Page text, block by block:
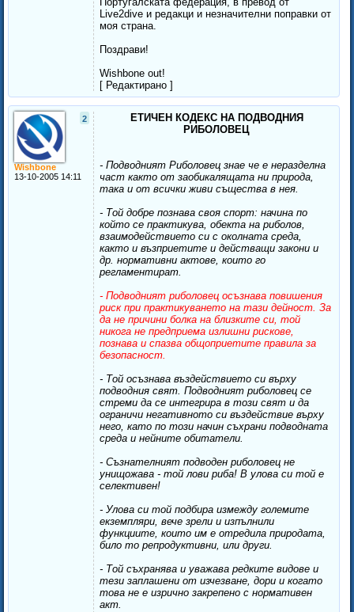
Live2dive и редакци и незначителни поправки от
моя страна.
Поздрави!
Wishbone out!
[ Редактирано ]
2
Wishbone
13-10-2005 14:11
ЕТИЧЕН КОДЕКС НА ПОДВОДНИЯ
РИБОЛОВЕЦ
- Подводният Риболовец знае че е неразделна
част както от заобикалящата ни природа,
така и от всички живи същества в нея.
- Той добре познава своя спорт: начина по
който се практикува, обекта на риболов,
взаимодействието си с околната среда,
както и възприетите и действащи закони и
др. нормативни актове, които го
регламентират.
- Подводният риболовец осъзнава повишения
риск при практикуването на тази дейност. За
да не причини болка на близките си, той
никога не предприема излишни рискове,
познава и спазва общоприетите правила за
безопасност.
- Той осъзнава въздействието си върху
подводния свят. Подводният риболовец се
стреми да се интегрира в този свят и да
ограничи негативното си въздействие върху
него, като по този начин съхрани подводната
среда и нейните обитатели.
- Съзнателният подводен риболовец не
унищожава - той лови риба! В улова си той е
селективен!
- Улова си той подбира измежду големите
екземпляри, вече зрели и изпълнили
функциите, които им е отредила природата,
било то репродуктивни, или други.
- Той съхранява и уважава редките видове и
тези заплашени от изчезване, дори и когато
това не е изрично закрепено с нормативен
акт.